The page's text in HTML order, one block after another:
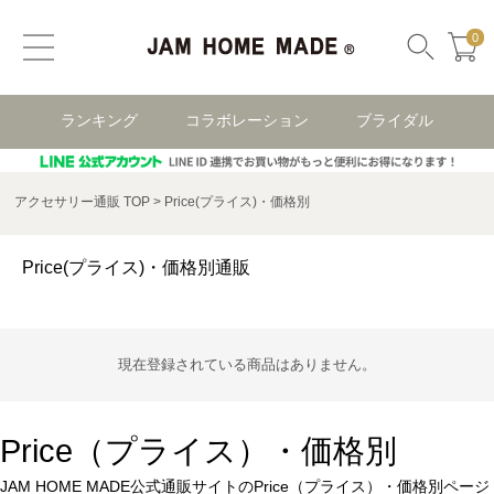
0
ランキング コラボレーション ブライダル
アクセサリー通販 TOP Price(プライス)・価格別
Price(プライス)・価格別通販
現在登録されている商品はありません。
Price（プライス）・価格別
JAM HOME MADE公式通販サイトのPrice（プライス）・価格別ページ